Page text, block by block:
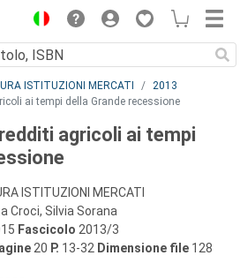
ISTITUZIONI MERCATI
2013
ai tempi della Grande recessione
agricoli ai tempi
ISTITUZIONI MERCATI
Croci, Silvia Sorana
Fascicolo 2013/3
20 P. 13-32 Dimensione file 128